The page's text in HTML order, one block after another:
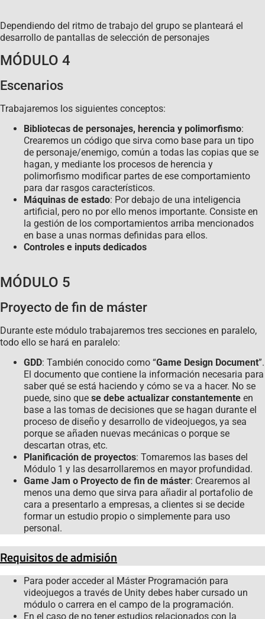
Dependiendo del ritmo de trabajo del grupo se planteará el
desarrollo de pantallas de selección de personajes
MÓDULO 4
Escenarios
Trabajaremos los siguientes conceptos:
Bibliotecas de personajes, herencia y polimorfismo:
Crearemos un código que sirva como base para un tipo
de personaje/enemigo, común a todas las copias que se
hagan, y mediante los procesos de herencia y
polimorfismo modificar partes de ese comportamiento
para dar rasgos característicos.
Máquinas de estado: Por debajo de una inteligencia
artificial, pero no por ello menos importante. Consiste en
la gestión de los comportamientos arriba mencionados
en base a unas normas definidas para ellos.
Controles e inputs dedicados
MÓDULO 5
Proyecto de fin de máster
Durante este módulo trabajaremos tres secciones en paralelo,
todo ello se hará en paralelo:
GDD: También conocido como “Game Design Document”.
El documento que contiene la información necesaria para
saber qué se está haciendo y cómo se va a hacer. No se
puede, sino que se debe actualizar constantemente en
base a las tomas de decisiones que se hagan durante el
proceso de diseño y desarrollo de videojuegos, ya sea
porque se añaden nuevas mecánicas o porque se
descartan otras, etc.
Planificación de proyectos: Tomaremos las bases del
Módulo 1 y las desarrollaremos en mayor profundidad.
Game Jam o Proyecto de fin de máster: Crearemos al
menos una demo que sirva para añadir al portafolio de
cara a presentarlo a empresas, a clientes si se decide
formar un estudio propio o simplemente para uso
personal.
Requisitos de admisión
Para poder acceder al Máster Programación para
videojuegos a través de Unity debes haber cursado un
módulo o carrera en el campo de la programación.
En el caso de no tener estudios relacionados con la